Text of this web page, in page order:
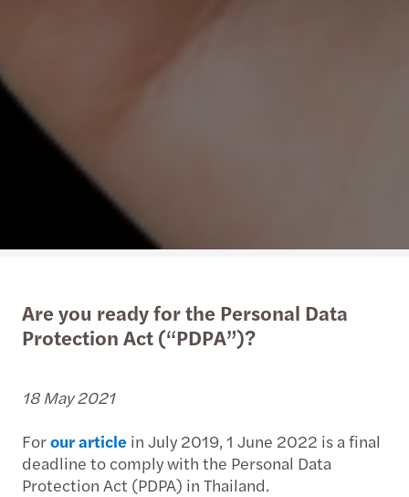
Are you ready for the Personal Data
Protection Act (“PDPA”)?
18 May 2021
Forour article in July 2019, 1 June 2022 is a final
deadline to comply with the Personal Data
Protection Act (PDPA) in Thailand.